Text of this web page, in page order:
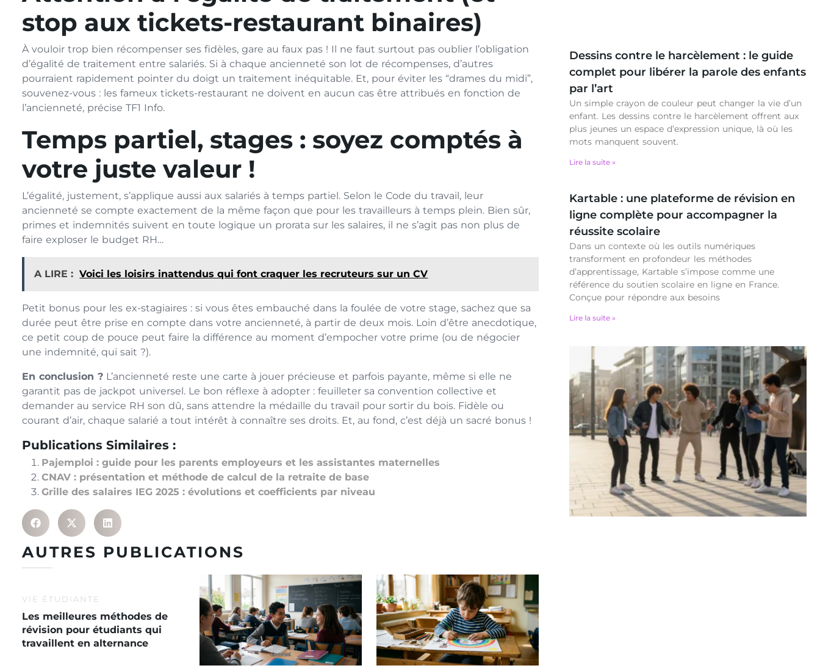
Dessins contre le harcèlement : le guide
complet pour libérer la parole des enfants
par l’art
Un simple crayon de couleur peut changer la vie d’un
enfant. Les dessins contre le harcèlement offrent aux
plus jeunes un espace d’expression unique, là où les
mots manquent souvent.
Lire la suite »
Kartable : une plateforme de révision en
ligne complète pour accompagner la
réussite scolaire
Dans un contexte où les outils numériques
transforment en profondeur les méthodes
d’apprentissage, Kartable s’impose comme une
référence du soutien scolaire en ligne en France.
Conçue pour répondre aux besoins
Lire la suite »
stop aux tickets-restaurant binaires)
À vouloir trop bien récompenser ses fidèles, gare au faux pas ! Il ne faut surtout pas oublier l’obligation
d’égalité de traitement entre salariés. Si à chaque ancienneté son lot de récompenses, d’autres
pourraient rapidement pointer du doigt un traitement inéquitable. Et, pour éviter les “drames du midi”,
souvenez-vous : les fameux tickets-restaurant ne doivent en aucun cas être attribués en fonction de
l’ancienneté, précise TF1 Info.
Temps partiel, stages : soyez comptés à
votre juste valeur !
L’égalité, justement, s’applique aussi aux salariés à temps partiel. Selon le Code du travail, leur
ancienneté se compte exactement de la même façon que pour les travailleurs à temps plein. Bien sûr,
primes et indemnités suivent en toute logique un prorata sur les salaires, il ne s’agit pas non plus de
faire exploser le budget RH…
A LIRE : Voici les loisirs inattendus qui font craquer les recruteurs sur un CV
Petit bonus pour les ex-stagiaires : si vous êtes embauché dans la foulée de votre stage, sachez que sa
durée peut être prise en compte dans votre ancienneté, à partir de deux mois. Loin d’être anecdotique,
ce petit coup de pouce peut faire la différence au moment d’empocher votre prime (ou de négocier
une indemnité, qui sait ?).
En conclusion ? L’ancienneté reste une carte à jouer précieuse et parfois payante, même si elle ne
garantit pas de jackpot universel. Le bon réflexe à adopter : feuilleter sa convention collective et
demander au service RH son dû, sans attendre la médaille du travail pour sortir du bois. Fidèle ou
courant d’air, chaque salarié a tout intérêt à connaître ses droits. Et, au fond, c’est déjà un sacré bonus !
Publications Similaires :
Pajemploi : guide pour les parents employeurs et les assistantes maternelles
CNAV : présentation et méthode de calcul de la retraite de base
Grille des salaires IEG 2025 : évolutions et coefficients par niveau
AUTRES PUBLICATIONS
VIE ÉTUDIANTE
Les meilleures méthodes de
révision pour étudiants qui
travaillent en alternance